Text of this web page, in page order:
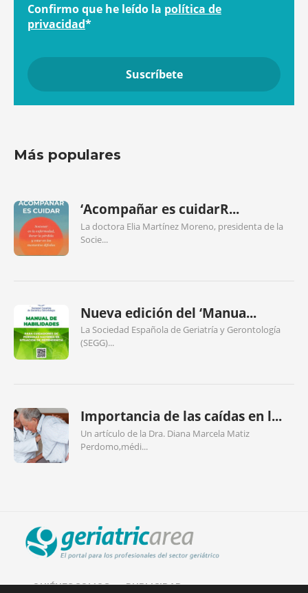
Confirmo que he leído la política de
privacidad*
Más populares
‘Acompañar es cuidarR...
La doctora Elia Martínez Moreno, presidenta de la
Socie...
Nueva edición del ‘Manua...
La Sociedad Española de Geriatría y Gerontología
(SEGG)...
Importancia de las caídas en l...
Un artículo de la Dra. Diana Marcela Matiz
Perdomo,médi...
QUIÉNES SOMOS PUBLICIDAD